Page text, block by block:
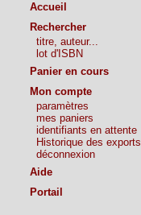
Accueil
Rechercher
titre, auteur...
lot d'ISBN
Panier en cours
Mon compte
paramètres
mes paniers
identifiants en attente
Historique des exports
déconnexion
Aide
Portail